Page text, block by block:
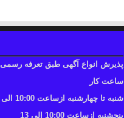
پذیرش انواع آگهی طبق تعرفه رسمی
ساعت کار
شنبه تا چهارشنبه ازساعت 10:00 الی 17
پنجشنبه ازساعت 10:00 الی 13